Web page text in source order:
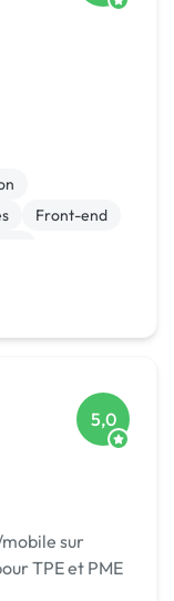
Front-end
5,0
sur
TPE et PME